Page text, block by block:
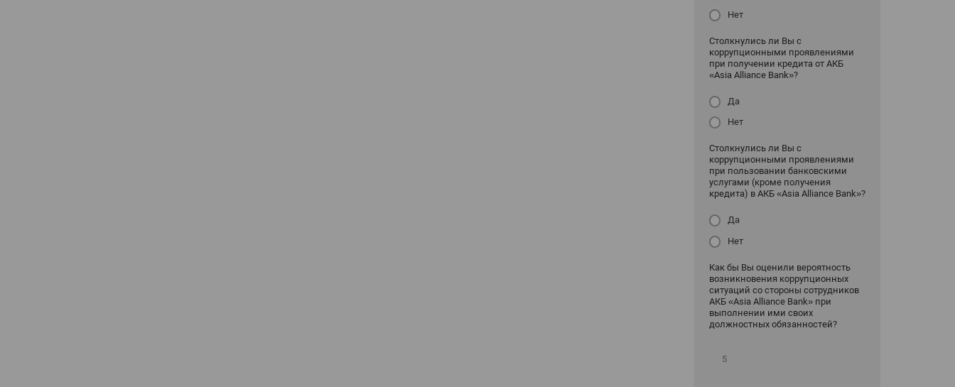
Нет
Столкнулись ли Вы с
коррупционными проявлениями
при получении кредита от АКБ
«Asia Alliance Bank»?
Да
Нет
Столкнулись ли Вы с
коррупционными проявлениями
при пользовании банковскими
услугами (кроме получения
кредита) в АКБ «Asia Alliance Bank»?
Да
Нет
Как бы Вы оценили вероятность
возникновения коррупционных
ситуаций со стороны сотрудников
АКБ «Asia Alliance Bank» при
выполнении ими своих
должностных обязанностей?